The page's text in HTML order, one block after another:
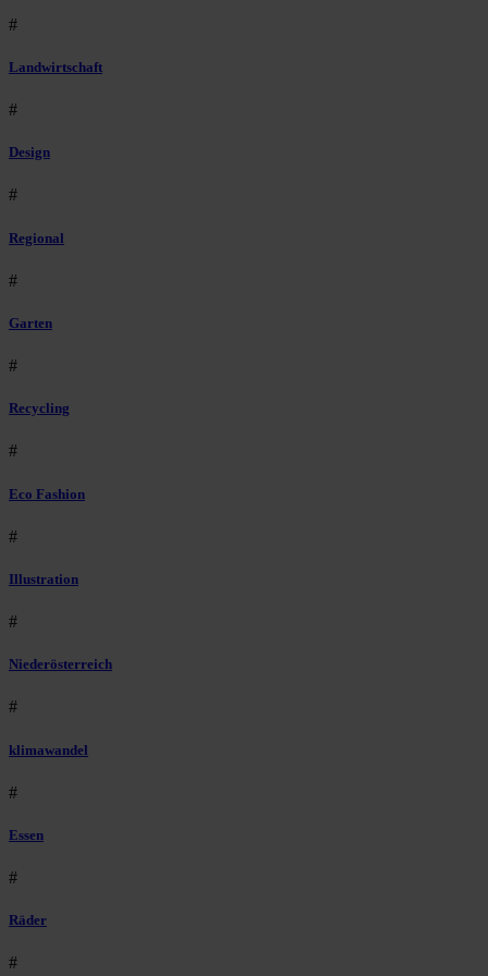
#
Landwirtschaft
#
Design
#
Regional
#
Garten
#
Recycling
#
Eco Fashion
#
Illustration
#
Niederösterreich
#
klimawandel
#
Essen
#
Räder
#